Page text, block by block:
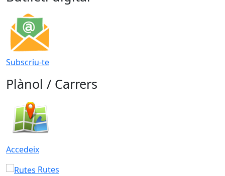
Subscriu-te
Plànol / Carrers
Accedeix
Rutes